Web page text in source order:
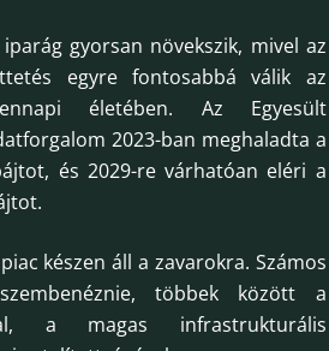
gyorsan növekszik, mivel az
egyre fontosabbá válik az
életében. Az Egyesült
2023-ban meghaladta a
és 2029-re várhatóan eléri a
készen áll a zavarokra. Számos
többek között a
a magas infrastrukturális